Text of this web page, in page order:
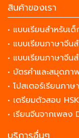
สินค้าของเรา
• แบบเรียนสำหรับเ
• แบบเรียนภาษาจีน
• แบบเรียนภาษาจีน
• บัตรคำและสมุดภา
• โปสเตอร์เรียนภาษ
• เตรียมตัวสอบ
• เรียนจีนจากเพลง